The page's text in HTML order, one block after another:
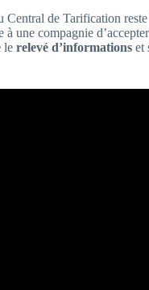
de Tarification
à une compagnie
le relevé d’informations et